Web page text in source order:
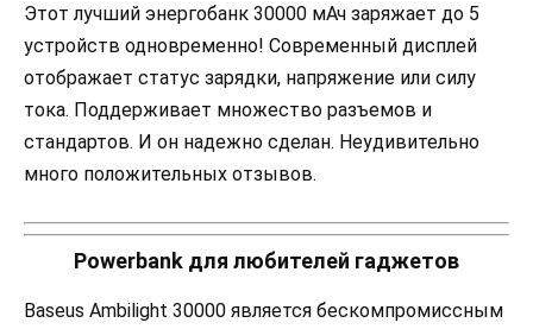
Этот лучший энергобанк 30000 мАч заряжает до 5
устройств одновременно! Современный дисплей
отображает статус зарядки, напряжение или силу
тока. Поддерживает множество разъемов и
стандартов. И он надежно сделан. Неудивительно
много положительных отзывов.
Powerbank для любителей гаджетов
Baseus Ambilight 30000 является бескомпромиссным